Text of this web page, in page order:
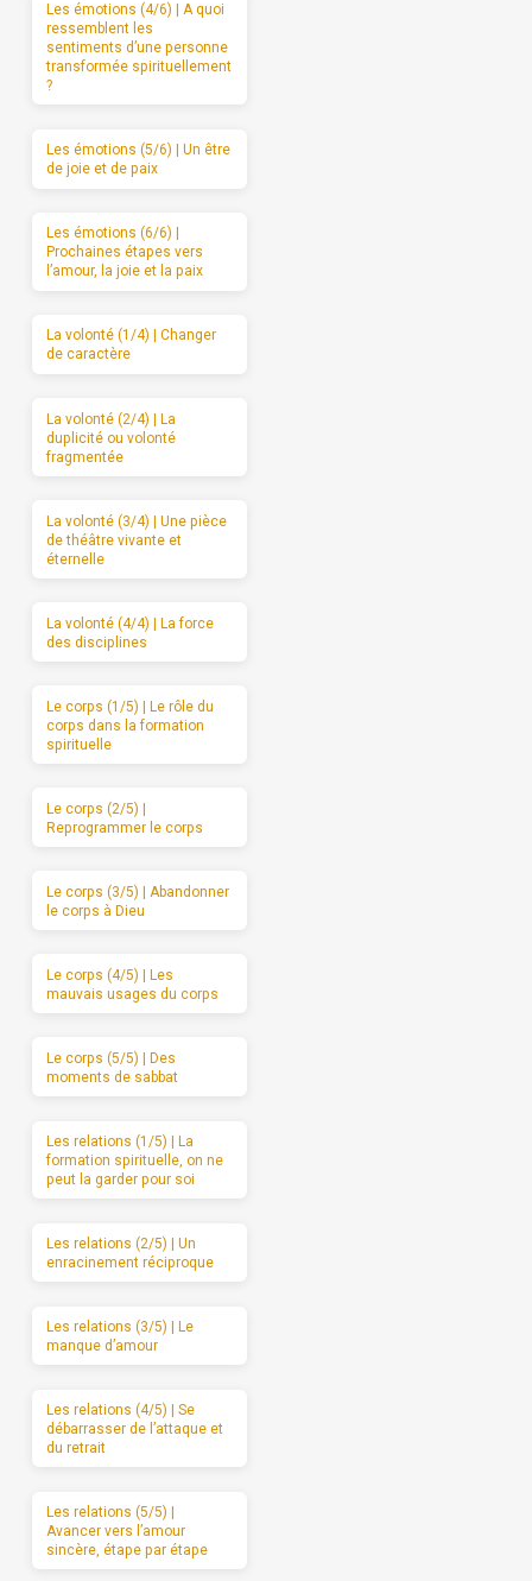
Les émotions (4/6) | A quoi
ressemblent les
sentiments d’une personne
transformée spirituellement
?
Les émotions (5/6) | Un être
de joie et de paix
Les émotions (6/6) |
Prochaines étapes vers
l’amour, la joie et la paix
La volonté (1/4) | Changer
de caractère
La volonté (2/4) | La
duplicité ou volonté
fragmentée
La volonté (3/4) | Une pièce
de théâtre vivante et
éternelle
La volonté (4/4) | La force
des disciplines
Le corps (1/5) | Le rôle du
corps dans la formation
spirituelle
Le corps (2/5) |
Reprogrammer le corps
Le corps (3/5) | Abandonner
le corps à Dieu
Le corps (4/5) | Les
mauvais usages du corps
Le corps (5/5) | Des
moments de sabbat
Les relations (1/5) | La
formation spirituelle, on ne
peut la garder pour soi
Les relations (2/5) | Un
enracinement réciproque
Les relations (3/5) | Le
manque d’amour
Les relations (4/5) | Se
débarrasser de l’attaque et
du retrait
Les relations (5/5) |
Avancer vers l’amour
sincère, étape par étape